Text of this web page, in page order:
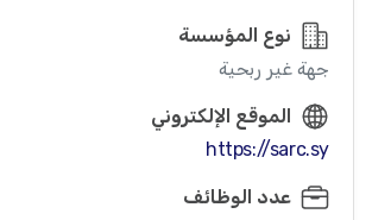
نوع المؤسسة
جهة غير ربحية
الموقع الإلكتروني
https://sarc.sy
عدد الوظائف